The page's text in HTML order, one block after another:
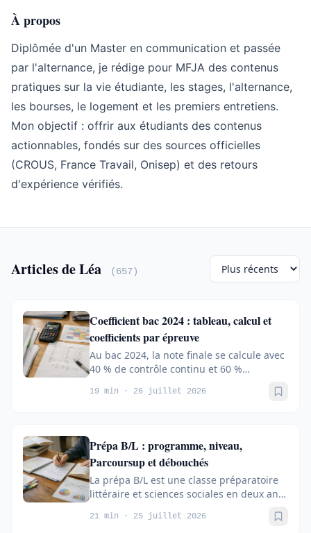
À propos
Diplômée d'un Master en communication et passée
par l'alternance, je rédige pour MFJA des contenus
pratiques sur la vie étudiante, les stages, l'alternance,
les bourses, le logement et les premiers entretiens.
Mon objectif : offrir aux étudiants des contenus
actionnables, fondés sur des sources officielles
(CROUS, France Travail, Onisep) et des retours
d'expérience vérifiés.
Articles de Léa (657)
Coefficient bac 2024 : tableau, calcul et
coefficients par épreuve
Au bac 2024, la note finale se calcule avec
40 % de contrôle continu et 60 %
19 min · 26 juillet 2026
Prépa B/L : programme, niveau,
Parcoursup et débouchés
La prépa B/L est une classe préparatoire
littéraire et sciences sociales en deux ans,
21 min · 25 juillet 2026